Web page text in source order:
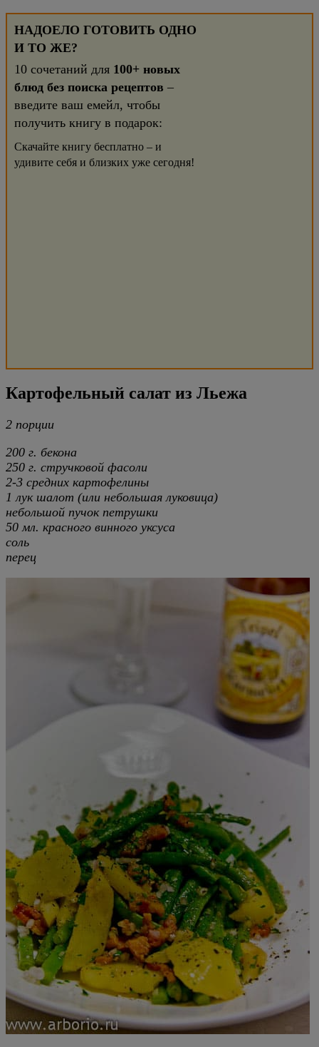
НАДОЕЛО ГОТОВИТЬ ОДНО
И ТО ЖЕ?
10 сочетаний для 100+ новых
блюд без поиска рецептов –
введите ваш емейл, чтобы
получить книгу в подарок:
Скачайте книгу бесплатно – и
удивите себя и близких уже сегодня!
Картофельный салат из Льежа
2 порции
200 г. бекона
250 г. стручковой фасоли
2-3 средних картофелины
1 лук шалот (или небольшая луковица)
небольшой пучок петрушки
50 мл. красного винного уксуса
соль
перец